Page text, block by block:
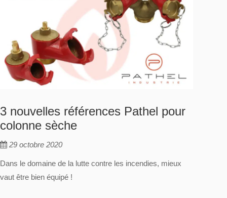
3 nouvelles références Pathel pour
colonne sèche
29 octobre 2020
Dans le domaine de la lutte contre les incendies, mieux
vaut être bien équipé !